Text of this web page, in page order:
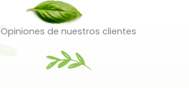
Opiniones de nuestros clientes